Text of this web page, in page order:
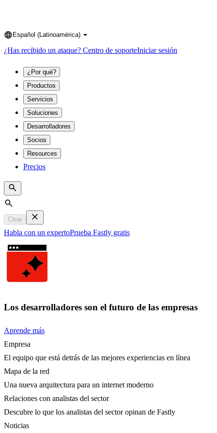
Language
Español (Latinoamérica)
¿Has recibido un ataque? Centro de soporteIniciar sesión
¿Por qué?
Productos
Servicios
Soluciones
Desarrolladores
Socios
Resources
Precios
Search
Clear
Habla con un expertoPrueba Fastly gratis
Los desarrolladores son el futuro de las empresas
Aprende más
Empresa
El equipo que está detrás de las mejores experiencias en línea
Mapa de la red
Una nueva arquitectura para un internet moderno
Relaciones con analistas del sector
Descubre lo que los analistas del sector opinan de Fastly
Noticias